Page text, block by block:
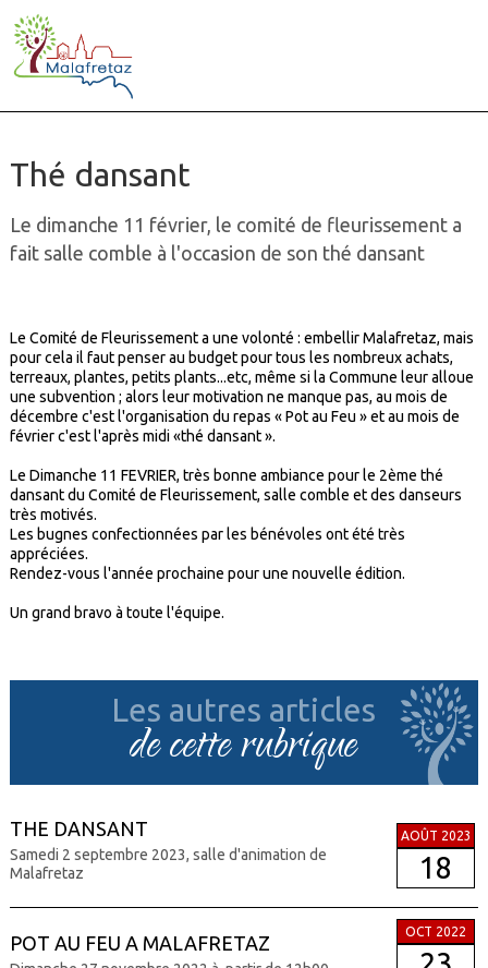
Thé dansant
Le dimanche 11 février, le comité de fleurissement a
fait salle comble à l'occasion de son thé dansant
Le Comité de Fleurissement a une volonté : embellir Malafretaz, mais
pour cela il faut penser au budget pour tous les nombreux achats,
terreaux, plantes, petits plants...etc, même si la Commune leur alloue
une subvention ; alors leur motivation ne manque pas, au mois de
décembre c'est l'organisation du repas « Pot au Feu » et au mois de
février c'est l'après midi «thé dansant ».
Le Dimanche 11 FEVRIER, très bonne ambiance pour le 2ème thé
dansant du Comité de Fleurissement, salle comble et des danseurs
très motivés.
Les bugnes confectionnées par les bénévoles ont été très
appréciées.
Rendez-vous l'année prochaine pour une nouvelle édition.
Un grand bravo à toute l'équipe.
Les autres articles
de cette rubrique
THE DANSANT
Samedi 2 septembre 2023, salle d'animation de
Malafretaz
AOÛT 2023
18
POT AU FEU A MALAFRETAZ
OCT 2022